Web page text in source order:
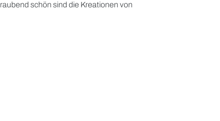
schön sind die Kreationen von